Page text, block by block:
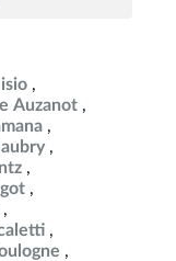
Auzanot